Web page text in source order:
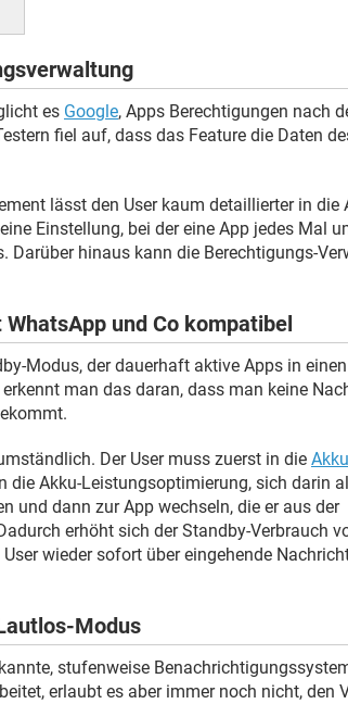
es Google, Apps Berechtigungen nach
fiel auf, dass das Feature die Daten
lässt den User kaum detaillierter in die
Einstellung, bei der eine App jedes Mal
Darüber hinaus kann die Berechtigungs-
und Co kompatibel
Modus, der dauerhaft aktive Apps in einen
man das daran, dass man keine
Der User muss zuerst in die
die Akku-Leistungsoptimierung, sich darin
und dann zur App wechseln, die er aus der
erhöht sich der Standby-Verbrauch
wieder sofort über eingehende
Modus
stufenweise
erlaubt es aber immer noch nicht, den